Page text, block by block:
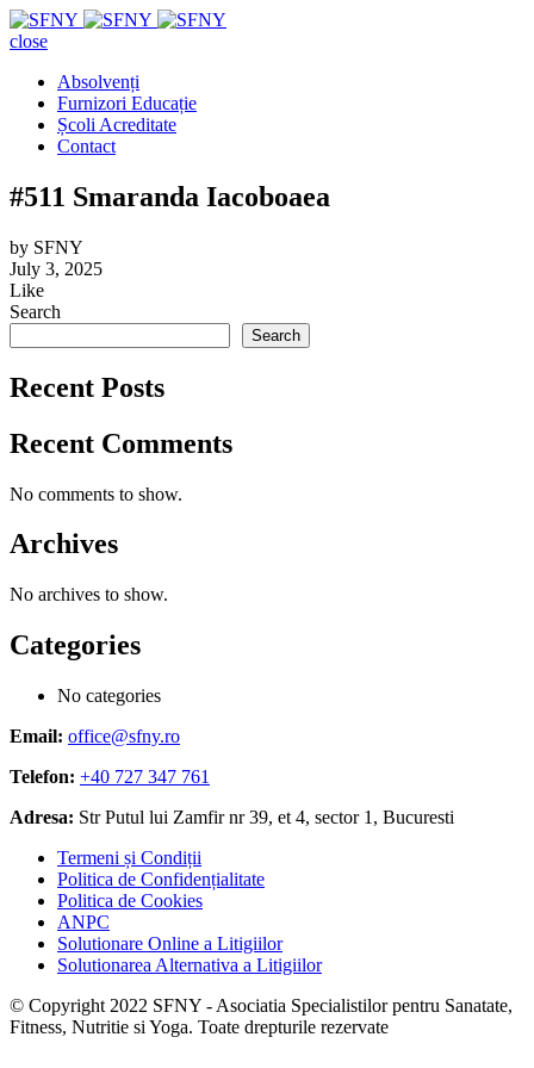
close
Absolvenți
Furnizori Educație
Școli Acreditate
Contact
#511 Smaranda Iacoboaea
by SFNY
July 3, 2025
Like
Search
Search
Recent Posts
Recent Comments
No comments to show.
Archives
No archives to show.
Categories
No categories
Email: office@sfny.ro
Telefon: +40 727 347 761
Adresa: Str Putul lui Zamfir nr 39, et 4, sector 1, Bucuresti
Termeni și Condiții
Politica de Confidențialitate
Politica de Cookies
ANPC
Solutionare Online a Litigiilor
Solutionarea Alternativa a Litigiilor
© Copyright 2022 SFNY - Asociatia Specialistilor pentru Sanatate,
Fitness, Nutritie si Yoga. Toate drepturile rezervate